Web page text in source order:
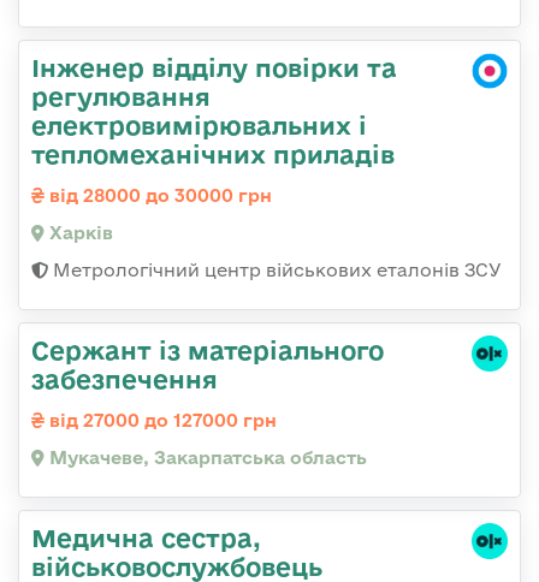
Інженер відділу повірки та
регулювання
електровимірювальних і
тепломеханічних приладів
від 28000 до 30000 грн
Харків
Метрологічний центр військових еталонів ЗСУ
Сержант із матеріального
забезпечення
від 27000 до 127000 грн
Мукачеве, Закарпатська область
Медична сестра,
військовослужбовець